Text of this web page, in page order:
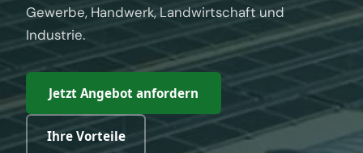
Gewerbe, Handwerk, Landwirtschaft und
Industrie.
Jetzt Angebot anfordern
Ihre Vorteile